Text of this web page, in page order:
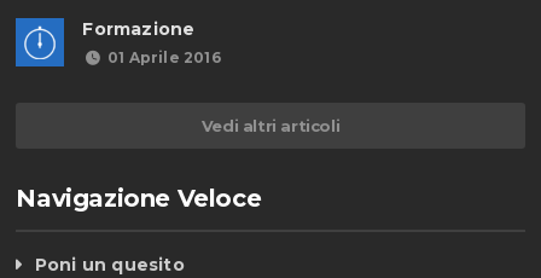
Formazione
01 Aprile 2016
Vedi altri articoli
Navigazione Veloce
Poni un quesito